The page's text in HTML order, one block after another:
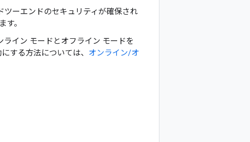
ーエンドのセキュリティが確保され
す。
イン モードとオフライン モードを
する方法については、 オンライン/オ